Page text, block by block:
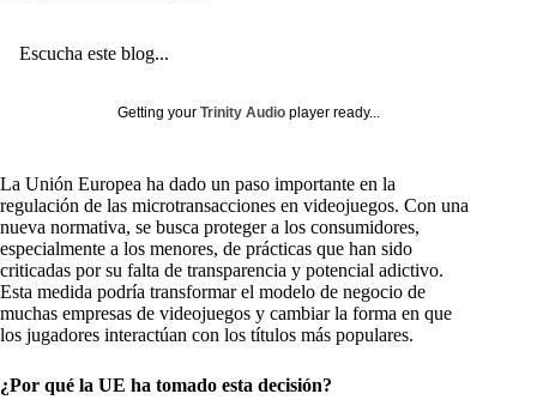
Escucha este blog...
Getting your Trinity Audio player ready...
La Unión Europea ha dado un paso importante en la
regulación de las microtransacciones en videojuegos. Con una
nueva normativa, se busca proteger a los consumidores,
especialmente a los menores, de prácticas que han sido
criticadas por su falta de transparencia y potencial adictivo.
Esta medida podría transformar el modelo de negocio de
muchas empresas de videojuegos y cambiar la forma en que
los jugadores interactúan con los títulos más populares.
¿Por qué la UE ha tomado esta decisión?